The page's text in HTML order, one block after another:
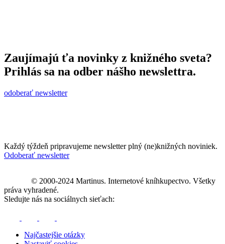
Zaujímajú ťa novinky z knižného sveta?
Prihlás sa na odber nášho newslettra.
odoberať newsletter
Každý týždeň pripravujeme newsletter plný (ne)knižných noviniek.
Odoberať newsletter
© 2000-2024 Martinus. Internetové kníhkupectvo. Všetky
práva vyhradené.
Sledujte nás na sociálnych sieťach:
Najčastejšie otázky